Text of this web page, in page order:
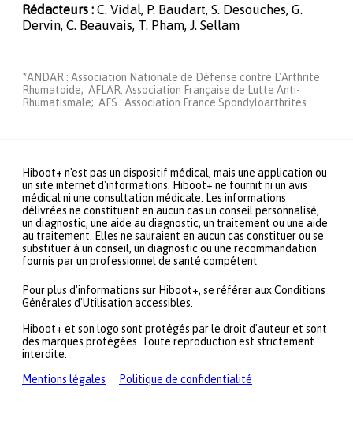
Rédacteurs : C. Vidal, P. Baudart, S. Desouches, G.
Dervin, C. Beauvais, T. Pham, J. Sellam
*ANDAR : Association Nationale de Défense contre L'Arthrite
Rhumatoide; AFLAR: Association Française de Lutte Anti-
Rhumatismale; AFS : Association France Spondyloarthrites
Hiboot+ n'est pas un dispositif médical, mais une application ou
un site internet d'informations. Hiboot+ ne fournit ni un avis
médical ni une consultation médicale. Les informations
délivrées ne constituent en aucun cas un conseil personnalisé,
un diagnostic, une aide au diagnostic, un traitement ou une aide
au traitement. Elles ne sauraient en aucun cas constituer ou se
substituer à un conseil, un diagnostic ou une recommandation
fournis par un professionnel de santé compétent
Pour plus d'informations sur Hiboot+, se référer aux Conditions
Générales d'Utilisation accessibles.
Hiboot+ et son logo sont protégés par le droit d'auteur et sont
des marques protégées. Toute reproduction est strictement
interdite.
Mentions légales
Politique de confidentialité